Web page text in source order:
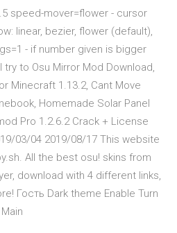
speed-mover=flower - cursor
linear, bezier, flower (default),
- if number given is bigger
to Osu Mirror Mod Download,
Minecraft 1.13.2, Cant Move
Homemade Solar Panel
Pro 1.2.6.2 Crack + License
03/04 2019/08/17 This website
All the best osu! skins from
download with 4 different links,
Гость Dark theme Enable Turn